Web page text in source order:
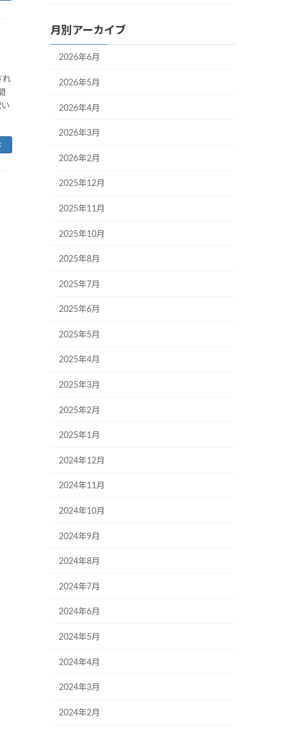
れ
月別アーカイブ
2026年6月
2026年5月
2026年4月
2026年3月
2026年2月
2025年12月
2025年11月
2025年10月
2025年8月
2025年7月
2025年6月
2025年5月
2025年4月
2025年3月
2025年2月
2025年1月
2024年12月
2024年11月
2024年10月
2024年9月
2024年8月
2024年7月
2024年6月
2024年5月
2024年4月
2024年3月
2024年2月